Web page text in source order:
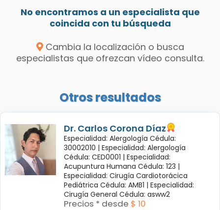
No encontramos a un especialista que
coincida con tu búsqueda
Cambia la localización o busca
especialistas que ofrezcan vídeo consulta.
Otros resultados
Dr. Carlos Corona Díaz
Especialidad: Alergología Cédula:
30002010 | Especialidad: Alergología
Cédula: CED0001 | Especialidad:
Acupuntura Humana Cédula: 123 |
Especialidad: Cirugía Cardiotorácica
Pediátrica Cédula: AMB1 | Especialidad:
Cirugía General Cédula: asww2
Precios * desde $ 10